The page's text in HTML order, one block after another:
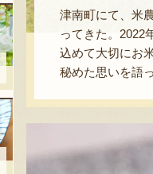
津南町にて、米
ってきた。2022
込めて大切にお
秘めた思いを語っ